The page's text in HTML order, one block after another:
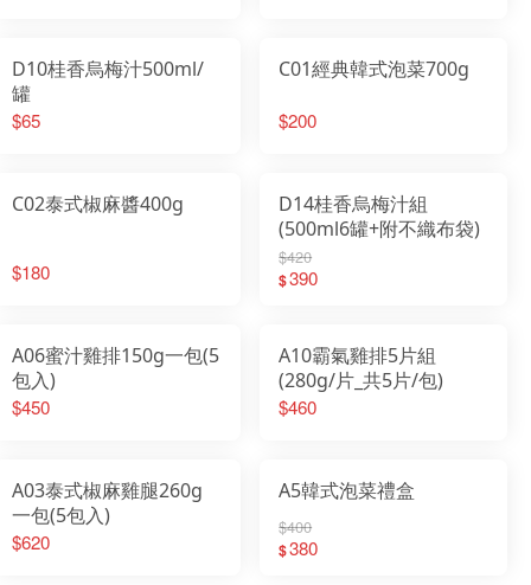
D10桂香烏梅汁500ml/
罐
$65
C01經典韓式泡菜700g
$200
C02泰式椒麻醬400g
$180
D14桂香烏梅汁組
(500ml6罐+附不織布袋)
$420
$390
A06蜜汁雞排150g一包(5
包入)
$450
A10霸氣雞排5片組
(280g/片_共5片/包)
$460
A03泰式椒麻雞腿260g
一包(5包入)
$620
A5韓式泡菜禮盒
$400
$380